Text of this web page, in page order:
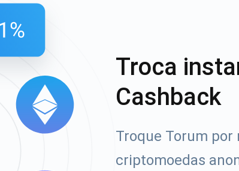
Troca
Cashback
Troque Torum por
criptomoedas